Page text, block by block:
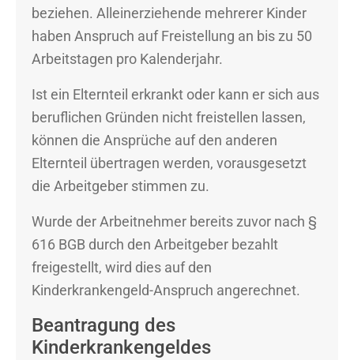
beziehen. Alleinerziehende mehrerer Kinder
haben Anspruch auf Freistellung an bis zu 50
Arbeitstagen pro Kalenderjahr.
Ist ein Elternteil erkrankt oder kann er sich aus
beruflichen Gründen nicht freistellen lassen,
können die Ansprüche auf den anderen
Elternteil übertragen werden, vorausgesetzt
die Arbeitgeber stimmen zu.
Wurde der Arbeitnehmer bereits zuvor nach §
616 BGB durch den Arbeitgeber bezahlt
freigestellt, wird dies auf den
Kinderkrankengeld-Anspruch angerechnet.
Beantragung des
Kinderkrankengeldes